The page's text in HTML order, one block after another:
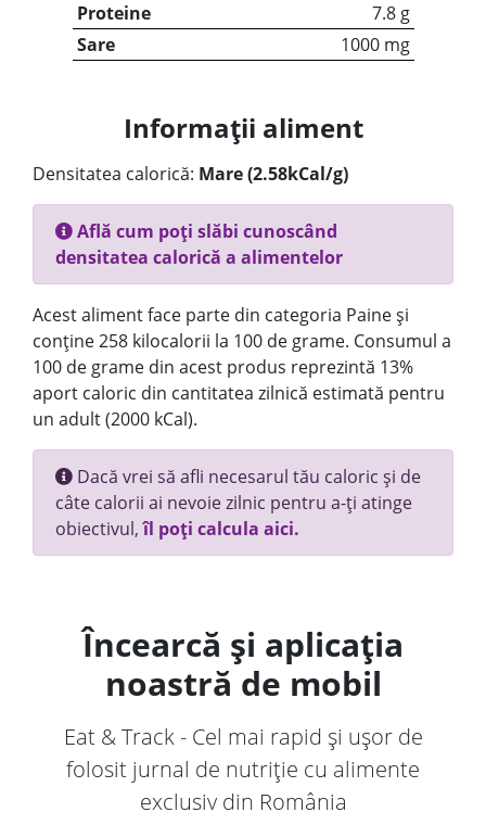
Proteine
7.8 g
Sare
1000 mg
Informații aliment
Densitatea calorică: Mare (2.58kCal/g)
Află cum poți slăbi cunoscând
densitatea calorică a alimentelor
Acest aliment face parte din categoria Paine și
conține 258 kilocalorii la 100 de grame. Consumul a
100 de grame din acest produs reprezintă 13%
aport caloric din cantitatea zilnică estimată pentru
un adult (2000 kCal).
Dacă vrei să afli necesarul tău caloric și de
câte calorii ai nevoie zilnic pentru a-ți atinge
obiectivul,îl poți calcula aici.
Încearcă și aplicația
noastră de mobil
Eat & Track - Cel mai rapid și ușor de
folosit jurnal de nutriție cu alimente
exclusiv din România